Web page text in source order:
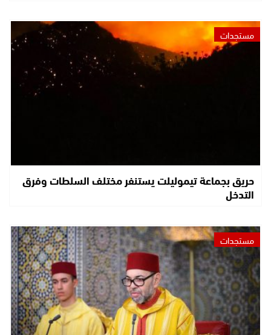
مستجدات
حريق بجماعة تيموليلت يستنفر مختلف السلطات وفرق
التدخل
مستجدات